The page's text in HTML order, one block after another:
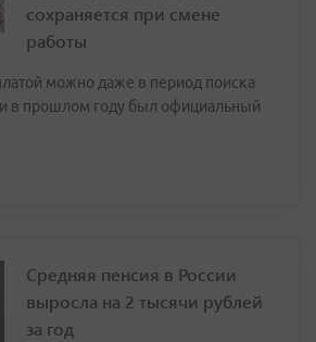
сохраняется при смене
работы
можно даже в период поиска
в прошлом году был официальный
Средняя пенсия в России
выросла на 2 тысячи рублей
за год